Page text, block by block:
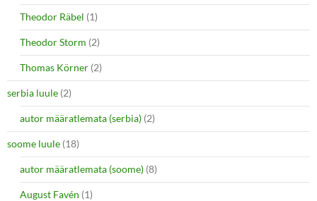
Theodor Räbel (1)
Theodor Storm (2)
Thomas Körner (2)
serbia luule (2)
autor määratlemata (serbia) (2)
soome luule (18)
autor määratlemata (soome) (8)
August Favén (1)